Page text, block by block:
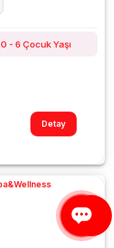
0 - 6 Çocuk Yaşı
Detay